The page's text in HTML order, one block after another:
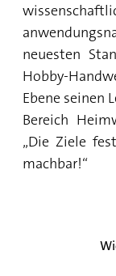
neuesten
Hobby-
Ebene seinen
Bereich
„Die Ziele
machbar!“